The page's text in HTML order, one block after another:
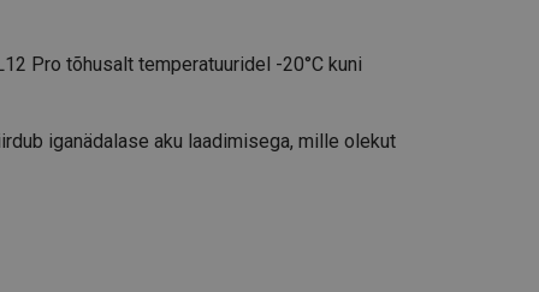
Pro tõhusalt temperatuuridel -20°C kuni
iganädalase aku laadimisega, mille olekut